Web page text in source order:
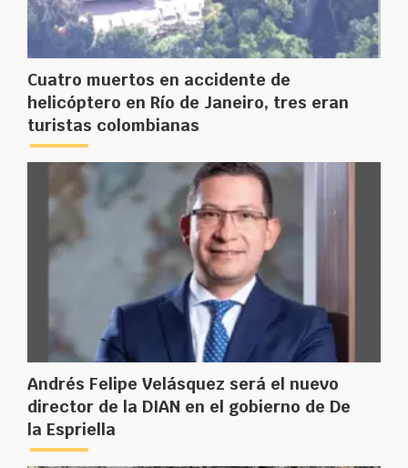
Cuatro muertos en accidente de
helicóptero en Río de Janeiro, tres eran
turistas colombianas
Andrés Felipe Velásquez será el nuevo
director de la DIAN en el gobierno de De
la Espriella